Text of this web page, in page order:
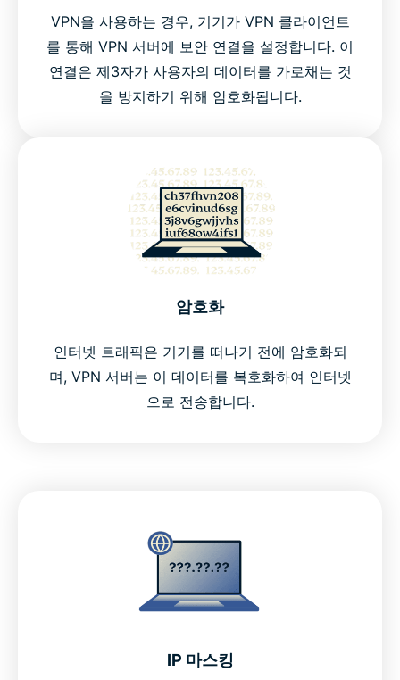
VPN을 사용하는 경우, 기기가 VPN 클라이언트
를 통해 VPN 서버에 보안 연결을 설정합니다. 이
연결은 제3자가 사용자의 데이터를 가로채는 것
을 방지하기 위해 암호화됩니다.
암호화
인터넷 트래픽은 기기를 떠나기 전에 암호화되
며, VPN 서버는 이 데이터를 복호화하여 인터넷
으로 전송합니다.
IP 마스킹